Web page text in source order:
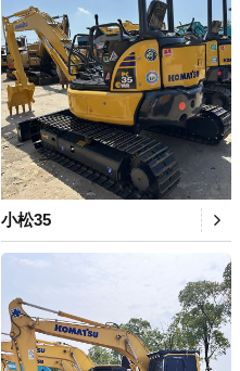
小松35